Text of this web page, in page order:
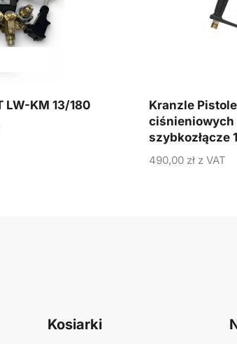
LW-KM 13/180
Kranzle
ciśnieniowych
szybkozłącze
490,00 zł z VAT
Kosiarki